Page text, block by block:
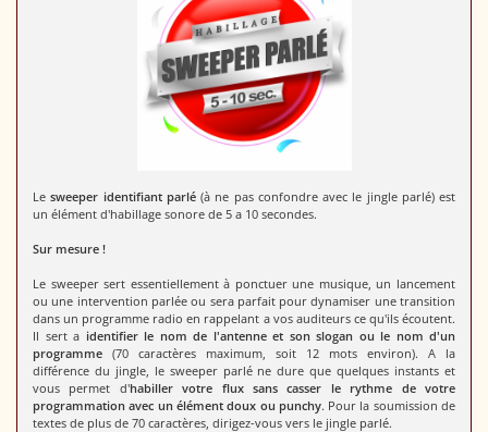
Lesweeper identifiant parlé(à ne pas confondre avec le jingle parlé) est
un élément d'habillage sonore de 5 a 10 secondes.
Sur mesure !
Le sweeper sert essentiellement à ponctuer une musique, un lancement
ou une intervention parlée ou sera parfait pour dynamiser une transition
dans un programme radio en rappelant a vos auditeurs ce qu'ils écoutent.
Il sert a identifier le nom de l'antenne et son slogan ou le nom d'un
programme (70 caractères maximum, soit 12 mots environ). A la
différence du jingle, le sweeper parlé ne dure que quelques instants et
vous permet d'habiller votre flux sans casser le rythme de votre
programmation avec un élément doux ou punchy. Pour la soumission de
textes de plus de 70 caractères, dirigez-vous vers le jingle parlé.